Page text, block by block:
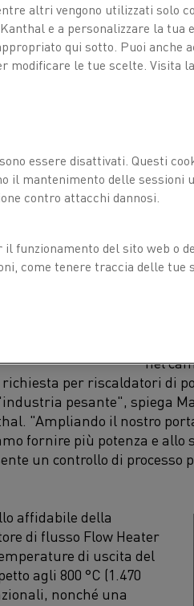
Pubblicato 28 ott 2020
nel
per riscaldatori di
pesante", spiega
"Ampliando il nostro
fornire più potenza e
un controllo di processo
affidabile della
di flusso Flow Heater
di uscita del
agli 800 °C (1.470
, nonché una
altri vengono utilizzati solo
e a personalizzare la tua
qui sotto. Puoi anche
modificare le tue scelte. Visita
essere disattivati. Questi
il mantenimento delle
contro attacchi dannosi.
funzionamento del sito web o
come tenere traccia delle